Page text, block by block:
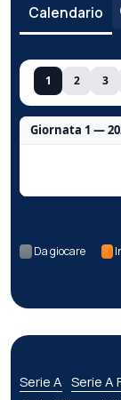
Calendario
1 2 3
Giornata 1 —
Da giocare
Serie A Serie A